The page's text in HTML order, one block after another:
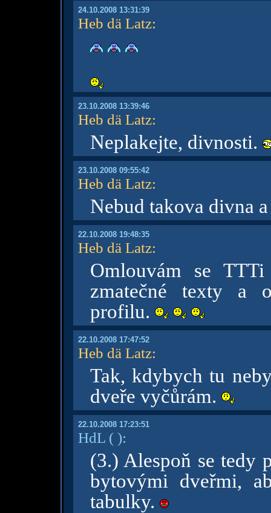
24.10.2008 13:31:39
Heb dä Latz:
23.10.2008 13:39:46
Heb dä Latz:
Neplakejte, divnosti.
23.10.2008 09:55:42
Heb dä Latz:
Nebud takova divna
22.10.2008 19:48:35
Heb dä Latz:
Omlouvám se
zmatečné texty a
profilu.
22.10.2008 17:47:52
Heb dä Latz:
Tak, kdybych tu
dveře vyčůrám.
22.10.2008 17:23:51
HdL( ):
(3.) Alespoň se tedy
bytovými dveřmi,
tabulky.